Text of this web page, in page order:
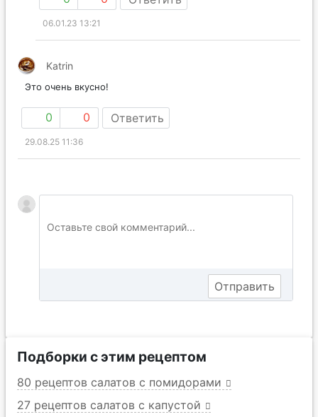
06.01.23 13:21
Katrin
Это очень вкусно!
0 0 Ответить
29.08.25 11:36
Подборки с этим рецептом
80 рецептов салатов с помидорами
27 рецептов салатов с капустой